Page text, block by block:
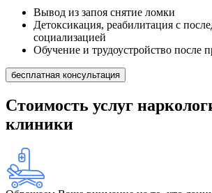
Вывод из запоя снятие ломки
Детоксикация, реабилитация с
социализацией
Обучение и трудоустройство после
бесплатная консультация
Стоимость услуг
клиники